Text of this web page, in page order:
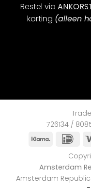
Bestel via
korting (alleen
726134 /
Klarna
Amsterdam
Amsterdam